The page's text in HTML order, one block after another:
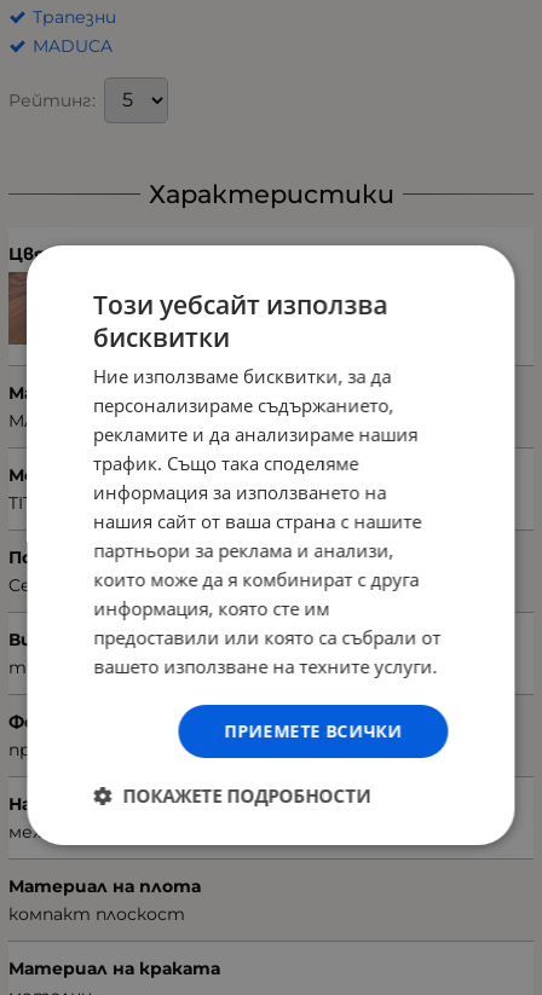
Трапезни
MADUCA
Рейтинг:
Характеристики
Цвят
Марка
MADUCA
Модел
TITANIUM
Подвид
Ceviz Kaplama / Walnut Weneer
Вид
трапезна
Форма
правоъгълна
Начин на разпъване
механично
Материал на плота
компакт плоскост
Материал на краката
Този уебсайт използва
бисквитки
Ние използваме бисквитки, за да
персонализираме съдържанието,
рекламите и да анализираме нашия
трафик. Също така споделяме
информация за използването на
нашия сайт от ваша страна с нашите
партньори за реклама и анализи,
които може да я комбинират с друга
информация, която сте им
предоставили или която са събрали от
вашето използване на техните услуги.
ПРИЕМЕТЕ ВСИЧКИ
ПОКАЖЕТЕ ПОДРОБНОСТИ